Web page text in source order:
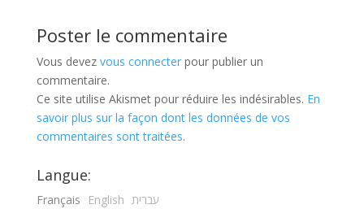
Poster le commentaire
Vous devez vous connecterpour publier un
commentaire.
Ce site utilise Akismet pour réduire les indésirables. En
savoir plus sur la façon dont les données de vos
commentaires sont traitées.
Langue:
Français English עברית